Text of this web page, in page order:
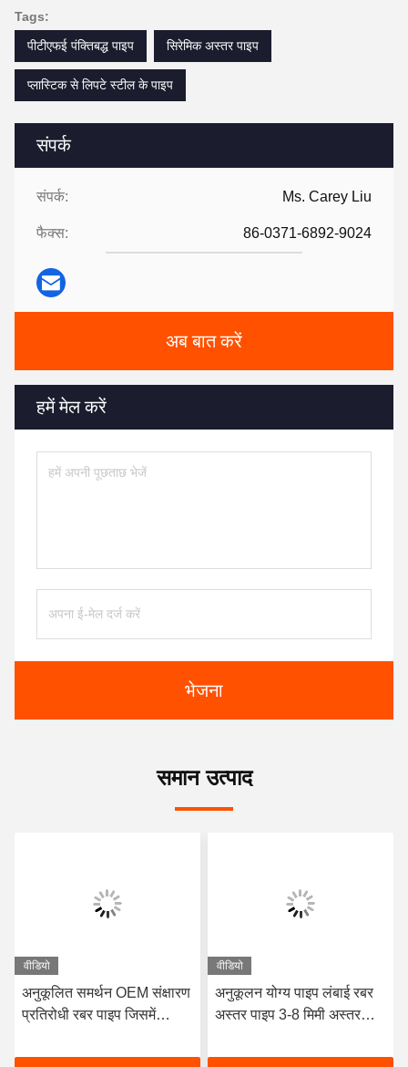
संपर्क
संपर्क: Ms. Carey Liu
फैक्स: 86-0371-6892-9024
अब बात करें
हमें मेल करें
भेजना
Tags:
पीटीएफई पंक्तिबद्ध पाइप
सिरेमिक अस्तर पाइप
प्लास्टिक से लिपटे स्टील के पाइप
समान उत्पाद
वीडियो
अनुकूलित समर्थन OEM संक्षारण
प्रतिरोधी रबर पाइप जिसमें
Neoprene EPDM और
वीडियो
अनुकूलन योग्य पाइप लंबाई रबर
अस्तर पाइप 3-8 मिमी अस्तर
संक्षारण प्रतिरोध प्रदान करता है